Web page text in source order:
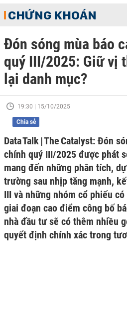
CHỨNG KHOÁN
Đón sóng mùa báo
quý III/2025: Giữ vị
lại danh mục?
19:30 | 15/10/2025
Chia sẻ
Data Talk | The Catalyst: Đón
chính quý III/2025 được phát
mang đến những phân tích,
trường sau nhịp tăng mạnh,
III và những nhóm cổ phiếu
giai đoạn cao điểm công bố
nhà đầu tư sẽ có thêm nhiều
quyết định chính xác trong